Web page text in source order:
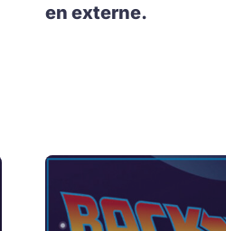
en externe.